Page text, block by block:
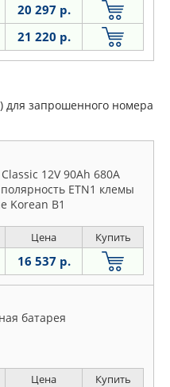
20 297 р.
21 220 р.
для запрошенного номера
12V 90Ah 680A
ETN1 клемы
Korean B1
Цена Купить
16 537 р.
батарея
Цена Купить